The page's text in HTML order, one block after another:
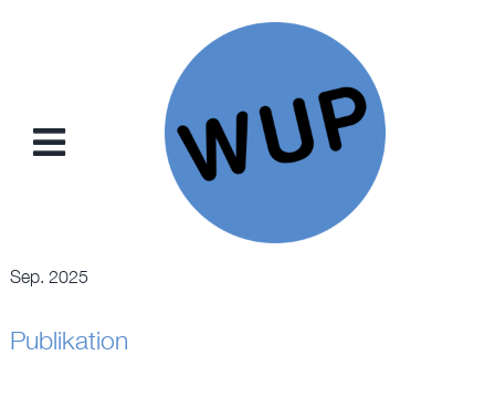
Toggle
Navigation
PROJEKTE
KONZEPTE
Sep. 2025
Publikation